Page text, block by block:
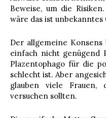
Beweise, um die
wäre das ist unbekanntes
Der allgemeine
einfach nicht genügend
Plazentophago für die
schlecht ist. Aber
glauben viele
versuchen sollten.